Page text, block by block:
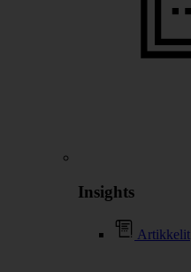
Insights
Artikkelit